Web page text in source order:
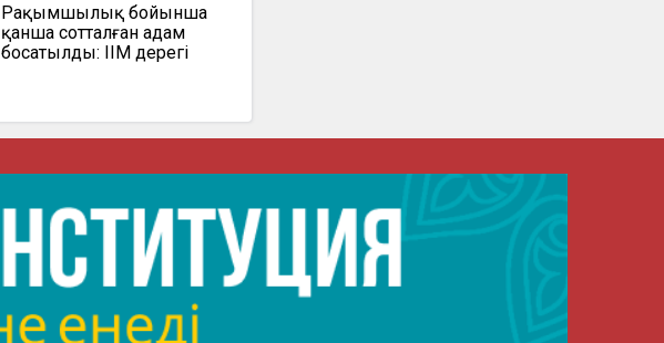
Рақымшылық бойынша
қанша сотталған адам
босатылды: ІІМ дерегі